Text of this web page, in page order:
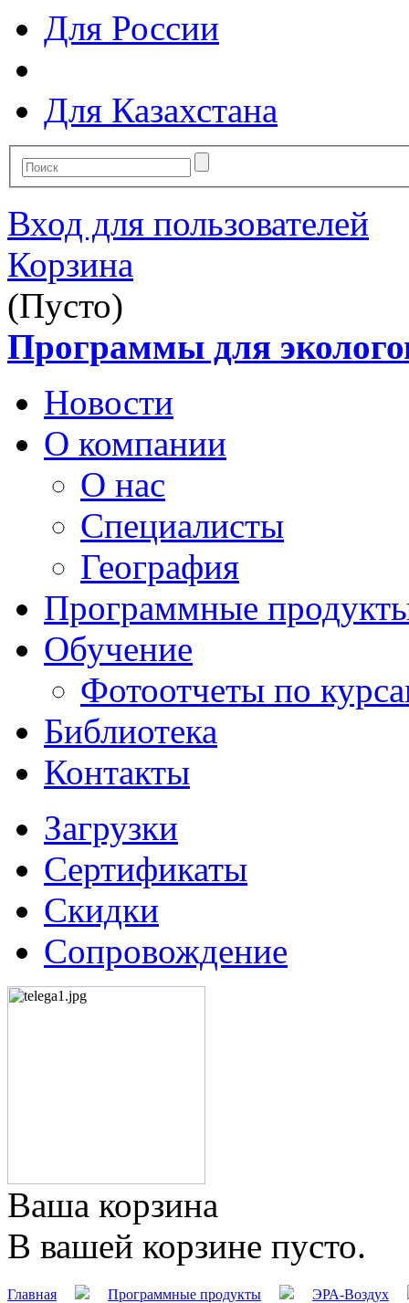
Для России
Для Казахстана
Вход для пользователей
Корзина
(Пусто)
Программы для
Новости
О компании
О нас
Специалисты
География
Программные
Обучение
Фотоотчеты по
Библиотека
Контакты
Загрузки
Сертификаты
Скидки
Сопровождение
Ваша корзина
В вашей корзине пусто.
Главная Программные продукты ЭРА-Воздух